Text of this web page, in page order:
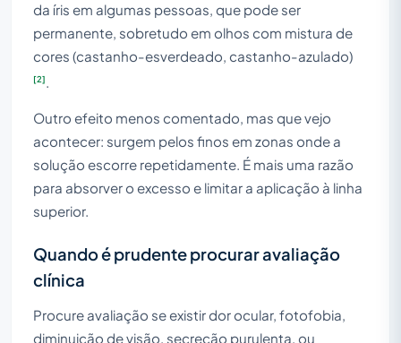
da íris em algumas pessoas, que pode ser
permanente, sobretudo em olhos com mistura de
cores (castanho-esverdeado, castanho-azulado)
[2]
Outro efeito menos comentado, mas que vejo
acontecer: surgem pelos finos em zonas onde a
solução escorre repetidamente. É mais uma razão
para absorver o excesso e limitar a aplicação à linha
superior.
Quando é prudente procurar avaliação
clínica
Procure avaliação se existir dor ocular, fotofobia,
diminuição de visão, secreção purulenta, ou